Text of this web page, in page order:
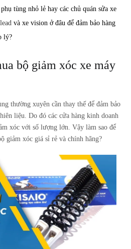
tùng nhỏ lẻ hay các chủ quán sửa xe
và xe vision ở đâu để đảm bảo hàng
lý?
bộ giảm xóc xe máy
thường xuyên cần thay thế để đảm bảo
liệu. Do đó các cửa hàng kinh doanh
xóc với số lượng lớn. Vậy làm sao để
giảm xóc giá sỉ rẻ và chính hãng?